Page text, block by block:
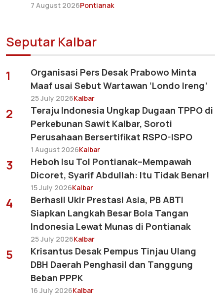
7 August 2026Pontianak
Seputar Kalbar
1
Organisasi Pers Desak Prabowo Minta
Maaf usai Sebut Wartawan ‘Londo Ireng’
25 July 2026Kalbar
2
Teraju Indonesia Ungkap Dugaan TPPO di
Perkebunan Sawit Kalbar, Soroti
Perusahaan Bersertifikat RSPO-ISPO
1 August 2026Kalbar
3
Heboh Isu Tol Pontianak–Mempawah
Dicoret, Syarif Abdullah: Itu Tidak Benar!
15 July 2026Kalbar
4
Berhasil Ukir Prestasi Asia, PB ABTI
Siapkan Langkah Besar Bola Tangan
Indonesia Lewat Munas di Pontianak
25 July 2026Kalbar
5
Krisantus Desak Pempus Tinjau Ulang
DBH Daerah Penghasil dan Tanggung
Beban PPPK
16 July 2026Kalbar